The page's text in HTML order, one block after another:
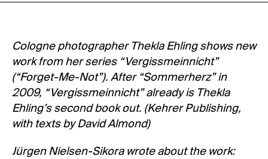
Cologne photographer Thekla Ehling shows new
work from her series “Vergissmeinnicht”
(“Forget-Me-Not”). After “Sommerherz” in
2009, “Vergissmeinnicht” already is Thekla
Ehling’s second book out. (Kehrer Publishing,
with texts by David Almond)
Jürgen Nielsen-Sikora wrote about the work: